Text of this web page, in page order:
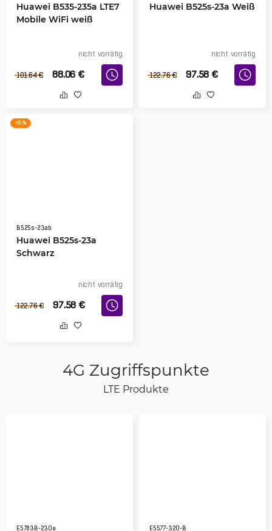
Huawei B535-235a LTE7
Mobile WiFi weiß
nicht vorrätig
101.64 € 88.06 €
Huawei B525s-23a Weiß
nicht vorrätig
122.76 € 97.58 €
-21 %
B525s-23ab
Huawei B525s-23a
Schwarz
nicht vorrätig
122.76 € 97.58 €
4G Zugriffspunkte
LTE Produkte
E5783B-230a E5577-320-B